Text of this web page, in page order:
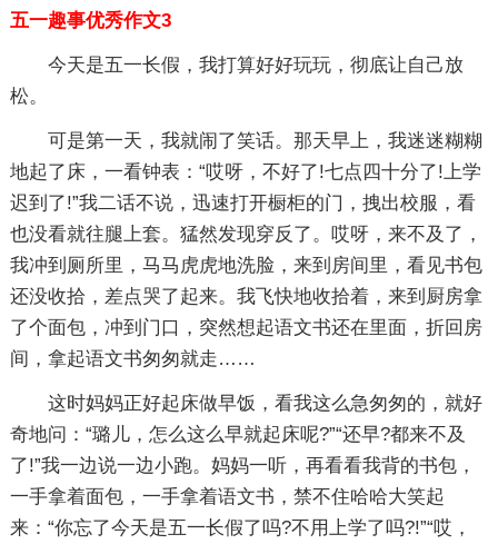
五一趣事优秀作文3
今天是五一长假，我打算好好玩玩，彻底让自己放
松。
可是第一天，我就闹了笑话。那天早上，我迷迷糊糊
地起了床，一看钟表：“哎呀，不好了!七点四十分了!上学
迟到了!”我二话不说，迅速打开橱柜的门，拽出校服，看
也没看就往腿上套。猛然发现穿反了。哎呀，来不及了，
我冲到厕所里，马马虎虎地洗脸，来到房间里，看见书包
还没收拾，差点哭了起来。我飞快地收拾着，来到厨房拿
了个面包，冲到门口，突然想起语文书还在里面，折回房
间，拿起语文书匆匆就走……
这时妈妈正好起床做早饭，看我这么急匆匆的，就好
奇地问：“璐儿，怎么这么早就起床呢?”“还早?都来不及
了!”我一边说一边小跑。妈妈一听，再看看我背的书包，
一手拿着面包，一手拿着语文书，禁不住哈哈大笑起
来：“你忘了今天是五一长假了吗?不用上学了吗?!”“哎，